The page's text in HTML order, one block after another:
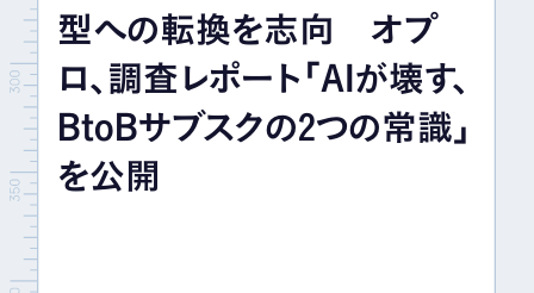
IR情報
採用情報
お問い合わせ
型への転換を志向 オプ
ロ、調査レポート「AIが壊す、
BtoBサブスクの2つの常識」
を公開